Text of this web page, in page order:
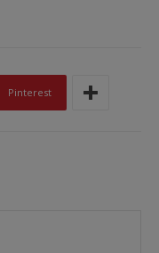
Pinterest